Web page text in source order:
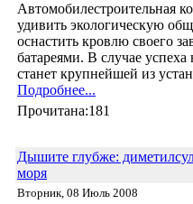
Автомобилестроительная
удивить экологическую
оснастить кровлю своего
батареями. В случае успеха
станет крупнейшей из
Подробнее...
Прочитана:181
Дышите глубже:
моря
Вторник, 08 Июль 2008